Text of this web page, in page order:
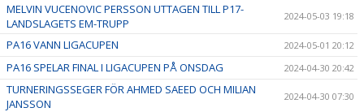
MELVIN VUCENOVIC PERSSON UTTAGEN TILL P17-
LANDSLAGETS EM-TRUPP
2024-05-03 19:18
PA16 VANN LIGACUPEN 2024-05-01 20:12
PA16 SPELAR FINAL I LIGACUPEN PÅ ONSDAG 2024-04-30 20:42
TURNERINGSSEGER FÖR AHMED SAEED OCH MILIAN
JANSSON
2024-04-30 07:30